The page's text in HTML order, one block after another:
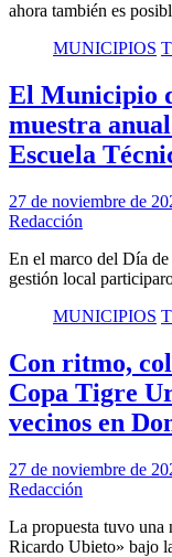
ahora también es
MUNICIPIOS
El Municipio
muestra
Escuela
27 de noviembre de
Redacción
En el marco del Día
gestión local
MUNICIPIOS
Con ritmo,
Copa Tigre
vecinos en
27 de noviembre de
Redacción
La propuesta tuvo una
Ricardo Ubieto» bajo